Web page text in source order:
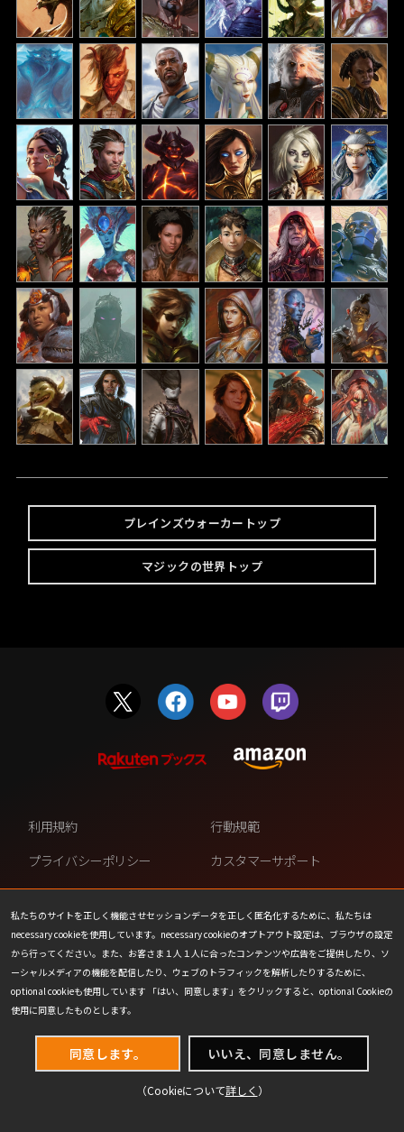
プレインズウォーカートップ
マジックの世界トップ
私たちのサイトを正しく機能させセッションデータを正しく匿名化するために、私たちは
necessary cookieを使用しています。necessary cookieのオプトアウト設定は、ブラウザの設定
から行ってください。また、お客さま１人１人に合ったコンテンツや広告をご提供したり、ソ
ーシャルメディアの機能を配信したり、ウェブのトラフィックを解析したりするために、
optional cookieも使用しています 「はい、同意します」をクリックすると、optional Cookieの
使用に同意したものとします。
同意します。 いいえ、同意しません。
（Cookieについて詳しく ）
利用規約
行動規範
プライバシーポリシー
カスタマーサポート
ファンコンテンツ・ポリシー
個人情報の販売や共有を許可し
ない
COOKIE
プレスリリース
会社情報
お問い合わせ